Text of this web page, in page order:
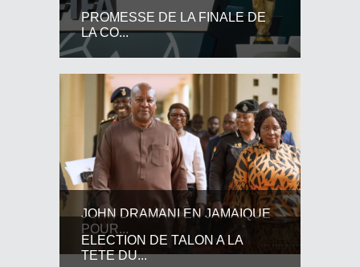
PROMESSE DE LA FINALE DE
LA CO...
JOHN DRAMANI EN JAMAIQUE
POUR...
ELECTION DE TALON A LA
TETE DU...